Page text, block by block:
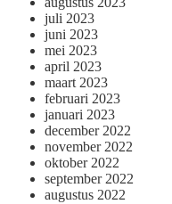
juli 2023
juni 2023
mei 2023
april 2023
maart 2023
februari 2023
januari 2023
december 2022
november 2022
oktober 2022
september 2022
augustus 2022